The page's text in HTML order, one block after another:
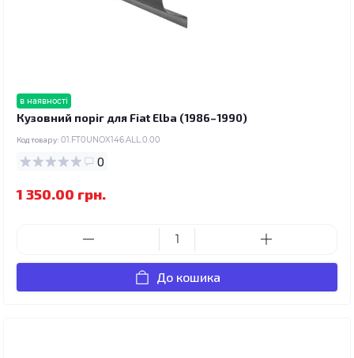
в наявності
Кузовний поріг для Fiat Elba (1986–1990)
Код товару: 01.FT0UNOX146.ALL.0.00
0
1 350.00 грн.
До кошика